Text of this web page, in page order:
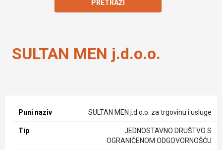
PRETRAŽI
SULTAN MEN j.d.o.o.
Puni naziv SULTAN MEN j.d.o.o. za trgovinu i usluge
Tip
JEDNOSTAVNO DRUŠTVO S
OGRANIČENOM ODGOVORNOŠĆU